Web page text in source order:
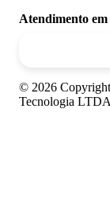
Atendimento
© 2026 Copyright
Tecnologia